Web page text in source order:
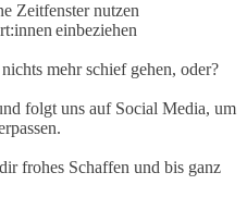
Zeitfenster nutzen​
einbeziehen​
mehr schief gehen, oder?
folgt uns auf Social Media, um
frohes Schaffen und bis ganz